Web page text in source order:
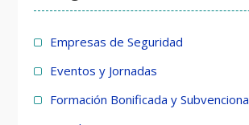
Empresas de Seguridad
Eventos y Jornadas
Formación Bonificada y